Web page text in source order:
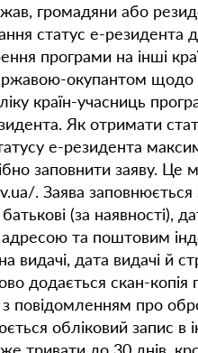
громадяни або
статус е-резидента
програми на інші
окупантом щодо
країн-учасниць
Як отримати
е-резидента
заповнити заяву. Це
. Заява заповнюється
(за наявності),
адресою та поштовим
дата видачі й
додається скан-копія
повідомленням про
обліковий запис в